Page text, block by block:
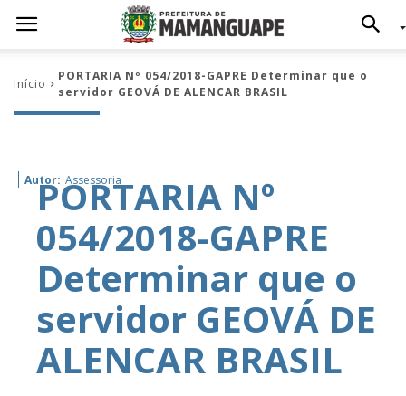
Início
PORTARIA Nº 054/2018-GAPRE Determinar que o
servidor GEOVÁ DE ALENCAR BRASIL
Autor: Assessoria
PORTARIA Nº
054/2018-GAPRE
Determinar que o
servidor GEOVÁ DE
ALENCAR BRASIL